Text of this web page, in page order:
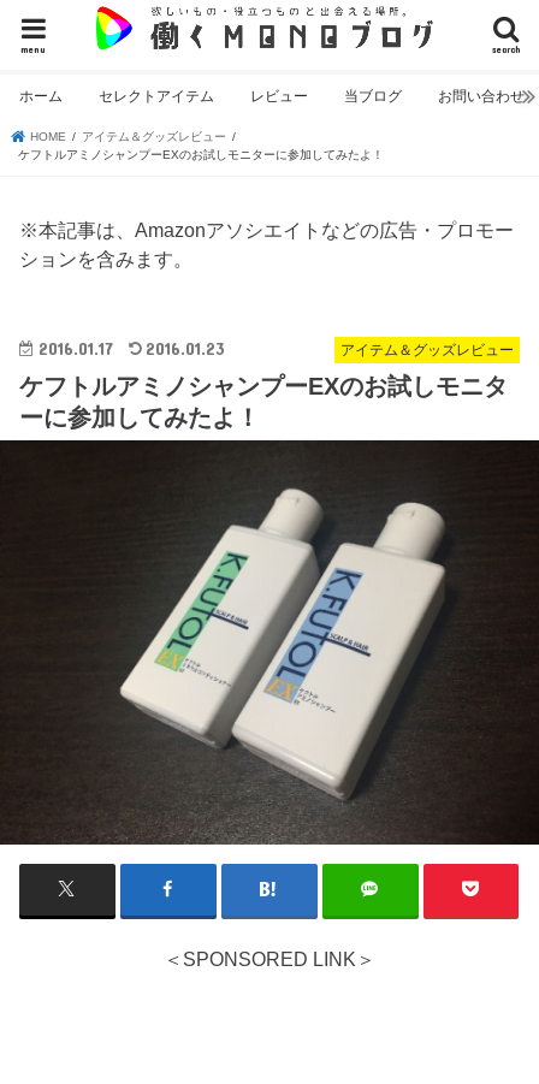
search
menu
ホーム セレクトアイテム レビュー 当ブログ お問い合わせ
HOME
アイテム＆グッズレビュー
ケフトルアミノシャンプーEXのお試しモニターに参加してみたよ！
※本記事は、Amazonアソシエイトなどの広告・プロモー
ションを含みます。
アイテム＆グッズレビュー
2016.01.17 2016.01.23
ケフトルアミノシャンプーEXのお試しモニタ
ーに参加してみたよ！
＜SPONSORED LINK＞